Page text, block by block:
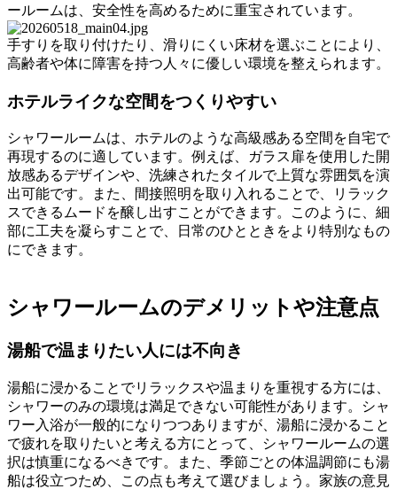
ールームは、安全性を高めるために重宝されています。
手すりを取り付けたり、滑りにくい床材を選ぶことにより、
高齢者や体に障害を持つ人々に優しい環境を整えられます。
ホテルライクな空間をつくりやすい
シャワールームは、ホテルのような高級感ある空間を自宅で
再現するのに適しています。例えば、ガラス扉を使用した開
放感あるデザインや、洗練されたタイルで上質な雰囲気を演
出可能です。また、間接照明を取り入れることで、リラック
スできるムードを醸し出すことができます。このように、細
部に工夫を凝らすことで、日常のひとときをより特別なもの
にできます。
シャワールームのデメリットや注意点
湯船で温まりたい人には不向き
湯船に浸かることでリラックスや温まりを重視する方には、
シャワーのみの環境は満足できない可能性があります。シャ
ワー入浴が一般的になりつつありますが、湯船に浸かること
で疲れを取りたいと考える方にとって、シャワールームの選
択は慎重になるべきです。また、季節ごとの体温調節にも湯
船は役立つため、この点も考えて選びましょう。家族の意見